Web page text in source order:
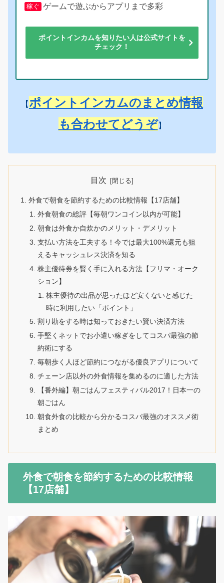
稼ぐ ゲームで遊ぶからアプリまで多彩
ポイントインカムを知りたい人は公式サイトを
チェック！
【ポイントインカムのまとめ情報
も合わせてどうぞ 】
目次
外食で朝食を節約するための比較情報【17店舗】
外食朝食の総評【毎朝ワンコイン以内が可能】
朝食は外食か自炊かのメリット・デメリット
支払い方法を工夫する！今では最大100%還元も狙
えるキャッシュレス決済を知る
株主優待券を賢く手に入れる方法【フリマ・オーク
ション】
株主優待の出品が思ったほど安くないと感じた
時に利用したい「ポイント」
割り勘をする時は知っておきたい賢い決済方法
手堅くネットでお小遣い稼ぎをしてコスパ最強の節
約術にする
毎朝歩く人ほど節約につながる優良アプリについて
チェーン店以外の外食情報を集めるのに適した方法
【番外編】朝ごはんフェスティバル2017！日本一の
朝ごはん
朝食外食の比較から分かるコスパ最強のオススメ術
まとめ
外食で朝食を節約するための比較情報
【17店舗】